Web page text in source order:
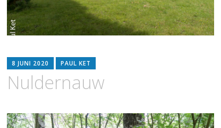
8 JUNI 2020 PAUL KET
Nuldernauw